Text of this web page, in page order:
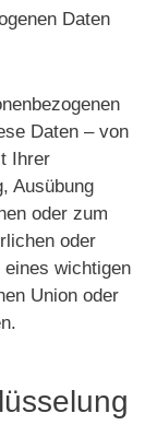
Daten
Daten – von
Ihrer
Ausübung
oder zum
oder
wichtigen
Union oder